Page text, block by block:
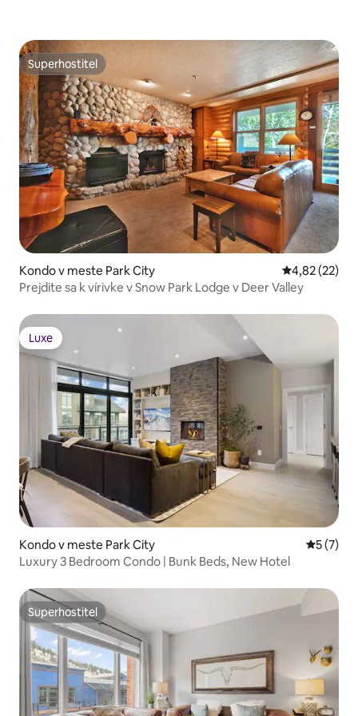
Superhostiteľ
Superhostiteľ
Kondo v meste Park City Priemerné
4,82 (22)
Prejdite sa k vírivke v Snow Park Lodge v Deer Valley
Luxe
Luxe
Kondo v meste Park City
5 (7)
Luxury 3 Bedroom Condo | Bunk Beds, New Hotel
Superhostiteľ
Superhostiteľ